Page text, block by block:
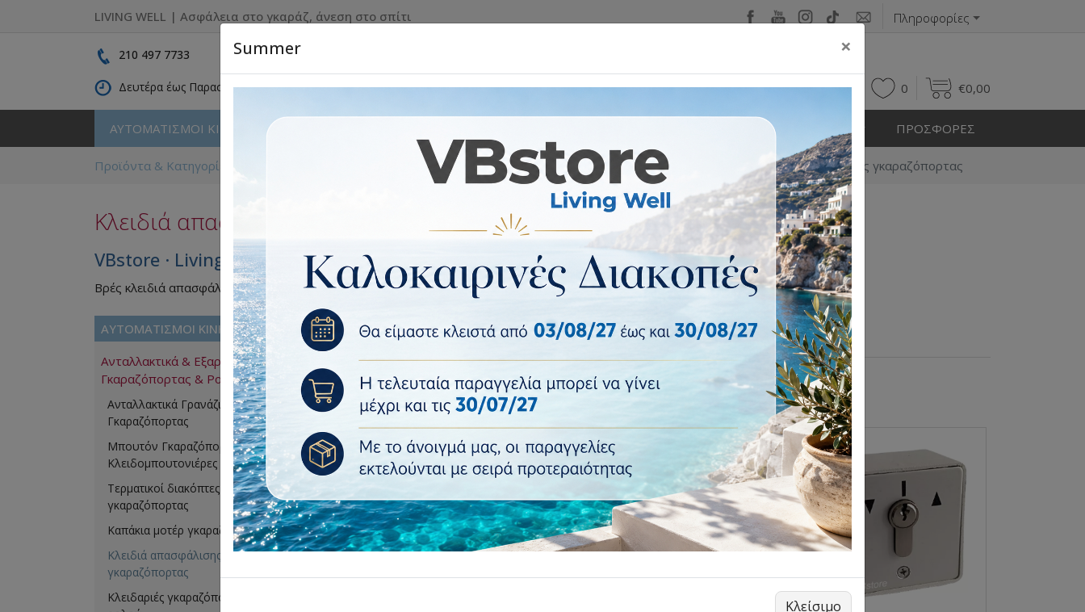
LIVING WELL | Ασφάλεια στο γκαράζ, άνεση στο σπίτι Πληροφορίες
210 497 7733
Δευτέρα έως Παρασκευή: 09:00 - 16:30 0 0 €0,00
ΑΥΤΟΜΑΤΙΣΜΟΙ ΚΙΝΗΣΗΣ ΕΙΔΗ ΕΞΩΤΕΡΙΚΟΥ ΧΩΡΟΥ ΠΡΟΣΦΟΡΕΣ
Προϊόντα & Κατηγορίες Ανταλλακτικά & Εξαρτήματα Γκαραζόπορτας & Ρολών Κλειδιά απασφάλισης γκαραζόπορτας
Κλειδιά απασφάλισης γκαραζόπορτας
VBstore · Living Well
Βρές κλειδιά απασφάλισης γκαραζόπορτας για χειροκίνητη απελευθέρωση του μοτέρ σε περίπτωση ανάγκης ή βλάβης.
ΑΥΤΟΜΑΤΙΣΜΟΙ ΚΙΝΗΣΗΣ
Ανταλλακτικά & Εξαρτήματα
Γκαραζόπορτας & Ρολών
Ανταλλακτικά Γρανάζια για Μοτέρ
Γκαραζόπορτας
Μπουτόν Γκαραζόπορτας και
Κλειδομπουτονιέρες
Τερματικοί διακόπτες μοτέρ
γκαραζόπορτας
Καπάκια μοτέρ γκαραζόπορτας
Κλειδιά απασφάλισης
γκαραζόπορτας
Κλειδαριές γκαραζόπορτας και
Ταξινόμηση:
Εγγραφές 1 - 12 από 14
-8%
Summer ×
Κλείσιμο